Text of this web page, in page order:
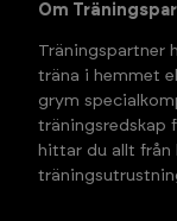
Om
Träningspartner
träna i hemmet
grym
träningsredskap
hittar du allt från